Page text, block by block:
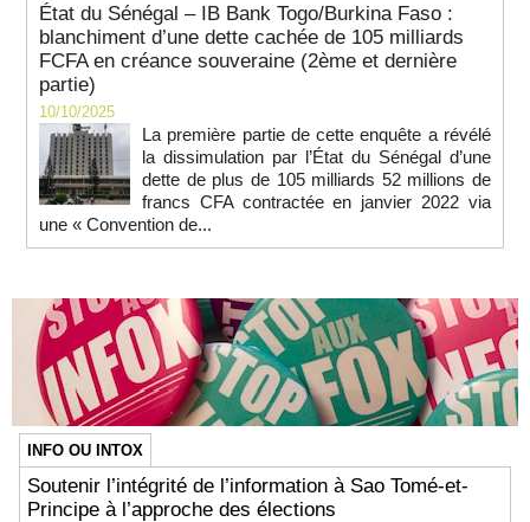
État du Sénégal – IB Bank Togo/Burkina Faso :
blanchiment d’une dette cachée de 105 milliards
FCFA en créance souveraine (2ème et dernière
partie)
10/10/2025
La première partie de cette enquête a révélé
la dissimulation par l’État du Sénégal d’une
dette de plus de 105 milliards 52 millions de
francs CFA contractée en janvier 2022 via
une « Convention de...
INFO OU INTOX
Soutenir l’intégrité de l’information à Sao Tomé-et-
Principe à l’approche des élections